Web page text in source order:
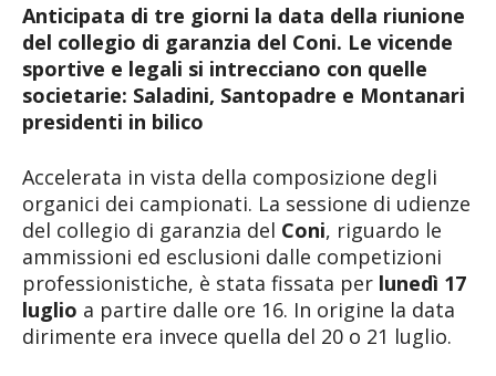
Anticipata di tre giorni la data della riunione
del collegio di garanzia del Coni. Le vicende
sportive e legali si intrecciano con quelle
societarie: Saladini, Santopadre e Montanari
presidenti in bilico
Accelerata in vista della composizione degli
organici dei campionati. La sessione di udienze
del collegio di garanzia del Coni, riguardo le
ammissioni ed esclusioni dalle competizioni
professionistiche, è stata fissata per lunedì 17
luglio a partire dalle ore 16. In origine la data
dirimente era invece quella del 20 o 21 luglio.